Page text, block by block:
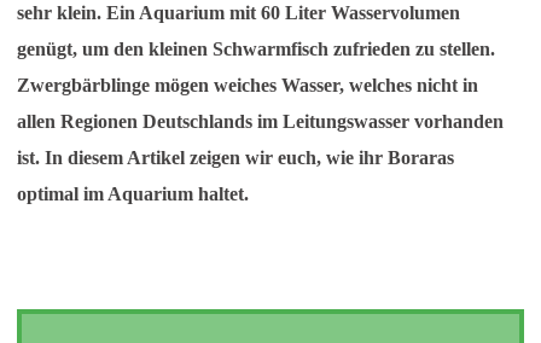
sehr klein. Ein Aquarium mit 60 Liter Wasservolumen
genügt, um den kleinen Schwarmfisch zufrieden zu stellen.
Zwergbärblinge mögen weiches Wasser, welches nicht in
allen Regionen Deutschlands im Leitungswasser vorhanden
ist. In diesem Artikel zeigen wir euch, wie ihr Boraras
optimal im Aquarium haltet.